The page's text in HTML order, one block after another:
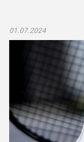
01.07.2024